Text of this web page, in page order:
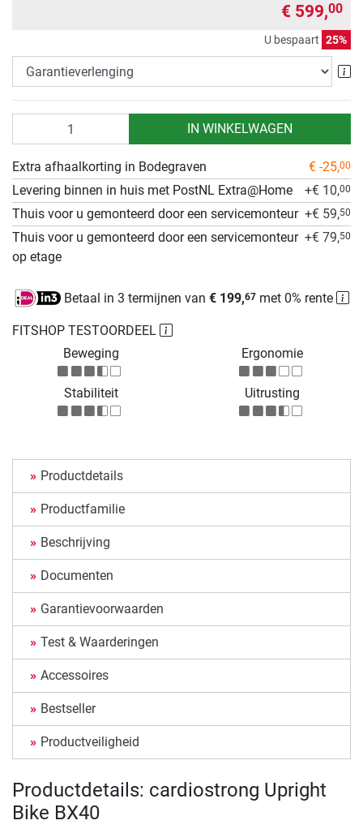
€ 599,00
U bespaart 25%
IN WINKELWAGEN
FITSHOP TESTOORDEEL
Beweging
Ergonomie
Stabiliteit Uitrusting
Extra afhaalkorting in Bodegraven € -25,00
Levering binnen in huis met PostNL Extra@Home +€ 10,00
Thuis voor u gemonteerd door een servicemonteur +€ 59,50
Thuis voor u gemonteerd door een servicemonteur
op etage
+€ 79,50
Betaal in 3 termijnen van € 199,67 met 0% rente
Productdetails
Productfamilie
Beschrijving
Documenten
Garantievoorwaarden
Test & Waarderingen
Accessoires
Bestseller
Productveiligheid
Productdetails: cardiostrong Upright
Bike BX40